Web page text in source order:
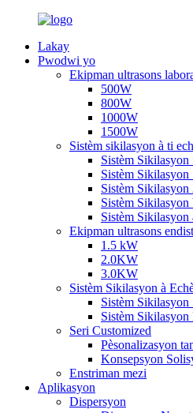
Lakay
Pwodwi yo
Ekipman ultrasons
500W
800W
1000W
1500W
Sistèm sikilasyon à ti
Sistèm Sikilasyon
Sistèm Sikilasyon
Sistèm Sikilasyon
Sistèm Sikilasyon
Sistèm Sikilasyon
Ekipman ultrasons
1.5 kW
2.0KW
3.0KW
Sistèm Sikilasyon à
Sistèm Sikilasyon
Sistèm
Seri Customized
Pèsonalizasyon
Konsepsyon
Enstriman mezi
Aplikasyon
Dispersyon